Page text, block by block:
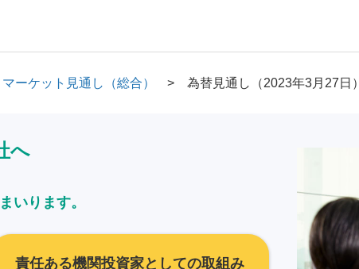
マーケット見通し（総合） 為替見通し（2023年3月27日）
へ
いります。
責任ある機関投資家としての取組み